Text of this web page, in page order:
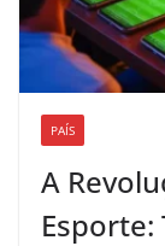
PAÍS
A